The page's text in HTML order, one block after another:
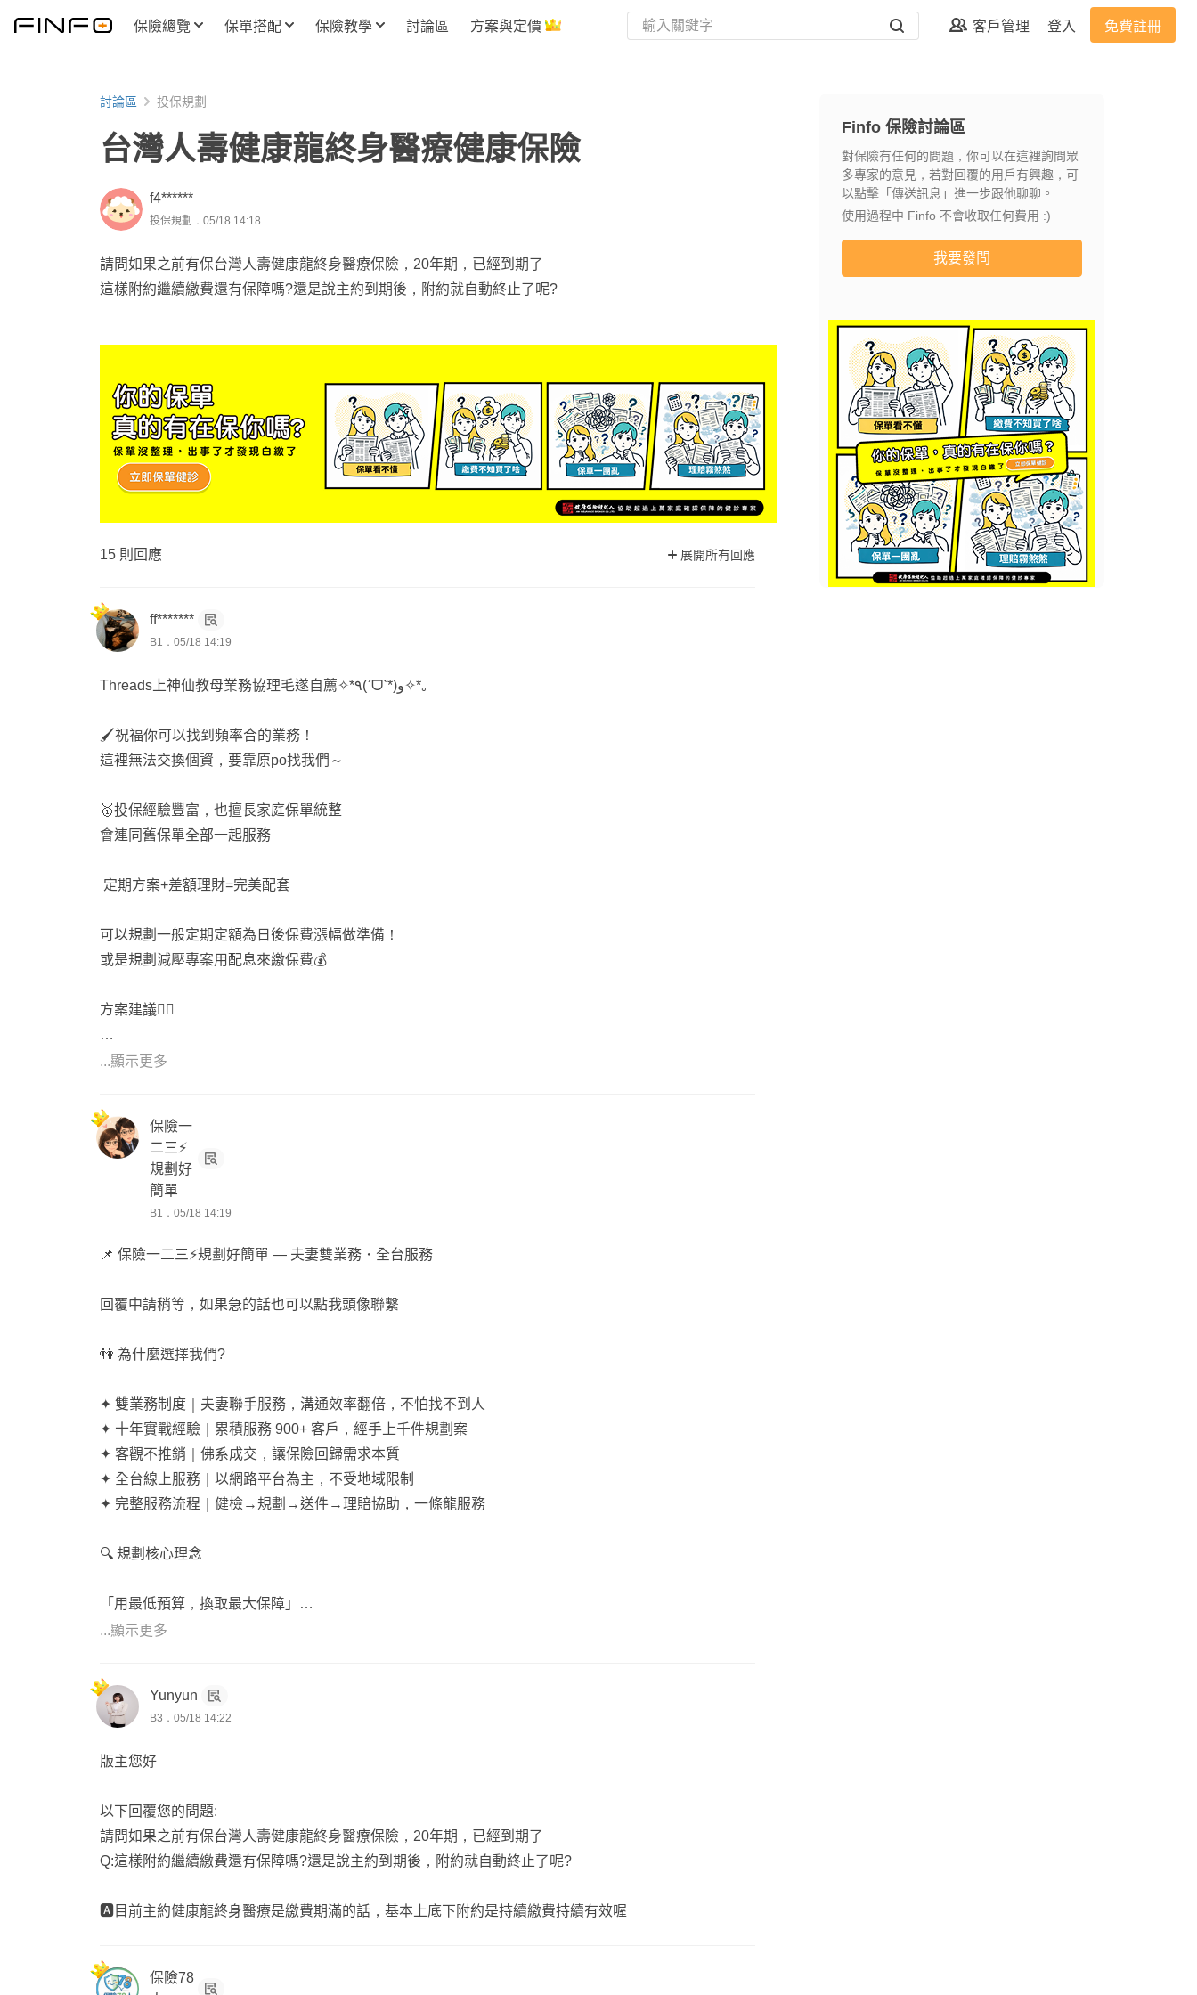
保險總覽 保單搭配 保險教學 討論區 方案與定價 客戶管理 登入 免費註冊
討論區 投保規劃
台灣人壽健康龍終身醫療健康保險
f4******
投保規劃．05/18 14:18
請問如果之前有保台灣人壽健康龍終身醫療保險，20年期，已經到期了
這樣附約繼續繳費還有保障嗎?還是說主約到期後，附約就自動終止了呢?
15 則回應 展開所有回應
ff*******
B1．05/18 14:19
Threads上神仙教母業務協理毛遂自薦✧*٩(ˊᗜˋ*)و✧*｡
🖌️祝福你可以找到頻率合的業務！
這裡無法交換個資，要靠原po找我們～
🥇投保經驗豐富，也擅長家庭保單統整
會連同舊保單全部一起服務
定期方案+差額理財=完美配套
可以規劃一般定期定額為日後保費漲幅做準備！
或是規劃減壓專案用配息來繳保費💰
方案建議👇🏻
1️⃣主約到期就無需繳費，只要繳附約即可～～
常見保單缺失：
實支實付額度不足、沒有重大傷病、癌症一次金低
重大傷病符合特定多給20%、費率平穩真的超平穩
最高可做到360萬、費率平穩
療程型癌症包含理賠併發症
也可補意外失能，有失能扶助金！！
3️⃣本科系大三實習從業至今變成32歲阿姨
可避開劣勢商品拉高整體效益的方案🏆
📌新生兒神仙教母業務協理全台跑👶🏻
代理30家擅長各家保險分析講重點
...顯示更多
保險一
二三⚡
規劃好
簡單
B1．05/18 14:19
📌 保險一二三⚡規劃好簡單 — 夫妻雙業務・全台服務
回覆中請稍等，如果急的話也可以點我頭像聯繫
👫 為什麼選擇我們?
✦ 雙業務制度｜夫妻聯手服務，溝通效率翻倍，不怕找不到人
✦ 十年實戰經驗｜累積服務 900+ 客戶，經手上千件規劃案
✦ 客觀不推銷｜佛系成交，讓保險回歸需求本質
✦ 全台線上服務｜以網路平台為主，不受地域限制
✦ 完整服務流程｜健檢→規劃→送件→理賠協助，一條龍服務
🔍 規劃核心理念
「用最低預算，換取最大保障」
根據 900+ 客戶的規劃經驗，我們歸納出 5 大必備保障：
🏥 第一層：醫療基礎（必備）
✦ 實支實付：解決健保不給付的高額自費（達文西、標靶藥物、鈦合金醫材）
✦ 住院日額：薪資中斷、看護費、交通往返等彈性補貼
✦ 重大傷病一次金（涵蓋 300+ 項疾病）
✦ 取得重大傷病卡即理賠，不一定要住院，爭議少
✦ 癌症一次金，確診即給付，無需蒐集單據
🚑 第四層：日常防護
...顯示更多
Yunyun
B3．05/18 14:22
版主您好
以下回覆您的問題:
請問如果之前有保台灣人壽健康龍終身醫療保險，20年期，已經到期了
Q:這樣附約繼續繳費還有保障嗎?還是說主約到期後，附約就自動終止了呢?
🅰️目前主約健康龍終身醫療是繳費期滿的話，基本上底下附約是持續繳費持續有效喔
保險78
Finfo 保險討論區
對保險有任何的問題，你可以在這裡詢問眾
多專家的意見，若對回覆的用戶有興趣，可
以點擊「傳送訊息」進一步跟他聊聊。
使用過程中 Finfo 不會收取任何費用 :)
我要發問